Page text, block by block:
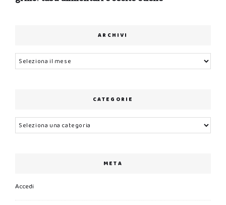
ARCHIVI
Archivi
CATEGORIE
Categorie
META
Accedi